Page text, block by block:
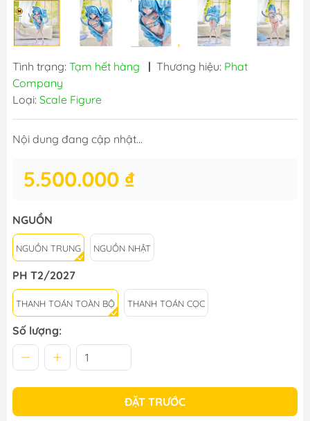
Tình trạng: Tạm hết hàng | Thương hiệu: Phat
Company
Loại: Scale Figure
Nội dung đang cập nhật...
5.500.000 ₫
NGUỒN
NGUỒN TRUNG NGUỒN NHẬT
PH T2/2027
THANH TOÁN TOÀN BỘ THANH TOÁN CỌC
Số lượng:
ĐẶT TRƯỚC